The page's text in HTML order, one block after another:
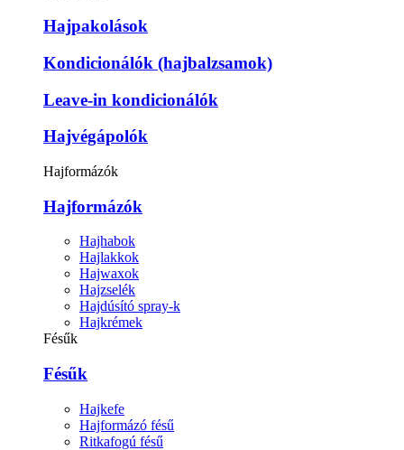
Hajpakolások
Kondicionálók (hajbalzsamok)
Leave-in kondicionálók
Hajvégápolók
Hajformázók
Hajformázók
Hajhabok
Hajlakkok
Hajwaxok
Hajzselék
Hajdúsító spray-k
Hajkrémek
Fésűk
Fésűk
Hajkefe
Hajformázó fésű
Ritkafogú fésű